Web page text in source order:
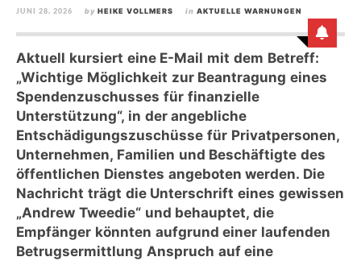
JUNI 28, 2026 by HEIKE VOLLMERS in AKTUELLE WARNUNGEN
Aktuell kursiert eine E-Mail mit dem Betreff:
„Wichtige Möglichkeit zur Beantragung eines
Spendenzuschusses für finanzielle
Unterstützung“, in der angebliche
Entschädigungszuschüsse für Privatpersonen,
Unternehmen, Familien und Beschäftigte des
öffentlichen Dienstes angeboten werden. Die
Nachricht trägt die Unterschrift eines gewissen
„Andrew Tweedie“ und behauptet, die
Empfänger könnten aufgrund einer laufenden
Betrugsermittlung Anspruch auf eine